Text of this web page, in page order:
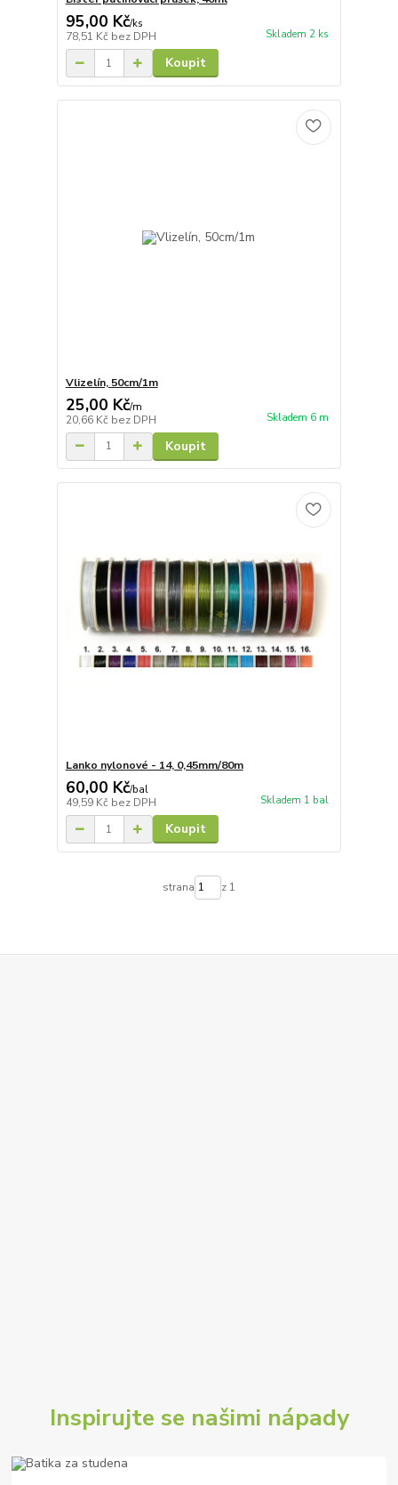
95,00 Kč/ks
78,51 Kč bez DPH Skladem 2 ks
Koupit
Vlizelín, 50cm/1m
25,00 Kč/m
20,66 Kč bez DPH Skladem 6 m
Koupit
Lanko nylonové - 14, 0,45mm/80m
60,00 Kč/bal
49,59 Kč bez DPH Skladem 1 bal
Koupit
strana z 1
Inspirujte se našimi nápady